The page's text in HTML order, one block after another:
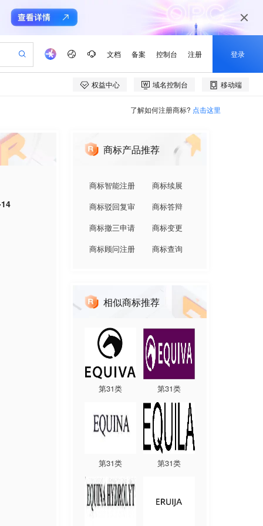
了解如何注册商标? 点击这里
商标产品推荐
商标智能注册
商标续展
商标驳回复审
商标答辩
商标撤三申请
商标变更
商标顾问注册
商标查询
相似商标推荐
第31类 第31类
第31类 第31类